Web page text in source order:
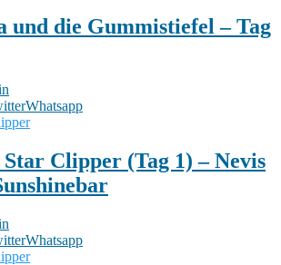
und die Gummistiefel – Tag
Whatsapp
Clipper (Tag 1) – Nevis
Whatsapp